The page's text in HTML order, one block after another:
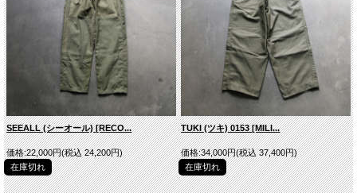
GERMAN ARMY
SEEALL (シーオール) [RECO...
価格:22,000円(税込 24,200円)
在庫切れ
TUKI (ツキ) 0153 [MILI...
価格:34,000円(税込 37,400円)
在庫切れ